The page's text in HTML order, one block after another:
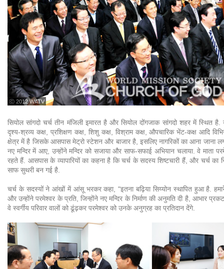
ⓒ 2012 WATV
सियोल सांगदो चर्च तीन मंजिली इमारत है और सियोल दोंगजाक सांगदो शहर में स्थित
दृश्य-श्रव्य कक्ष, प्रशिक्षण कक्ष, शिशु कक्ष, विश्राम कक्ष, औपचारिक भेंट-कक्ष आदि
क्षेत्र में है जिसके आसपास मेट्रो स्टेशन और बाजार है, इसलिए नागरिकों का आना जाना
नए मन्दिर में आए, उन्होंने मन्दिर को सजाया और साफ-सफाई अभियान चलाया. वे माता
रहते हैं. आसपास के व्यापारियों का कहना है कि चर्च के सदस्य शिष्टचारी हैं, और चर्च का
साफ सुथरी बन गई है.
चर्च के सदस्यों ने आंखों में आंसू भरकर कहा, "इतना बढ़िया सिय्योन स्थापित हुआ है.
और उन्होंने परमेश्वर के प्रति, जिन्होंने नए मन्दिर के निर्माण की अनुमति दी है, आभार
वे स्वर्गीय परिवार वालों को ढूंढ़कर परमेश्वर को उनके अनुग्रह का प्रतिदान देंगे.